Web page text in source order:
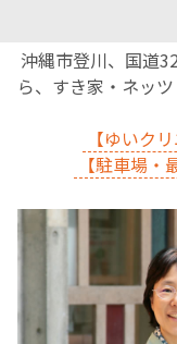
沖縄市登川、国道
ら、すき家・ネッ
【ゆいク
【駐車場・